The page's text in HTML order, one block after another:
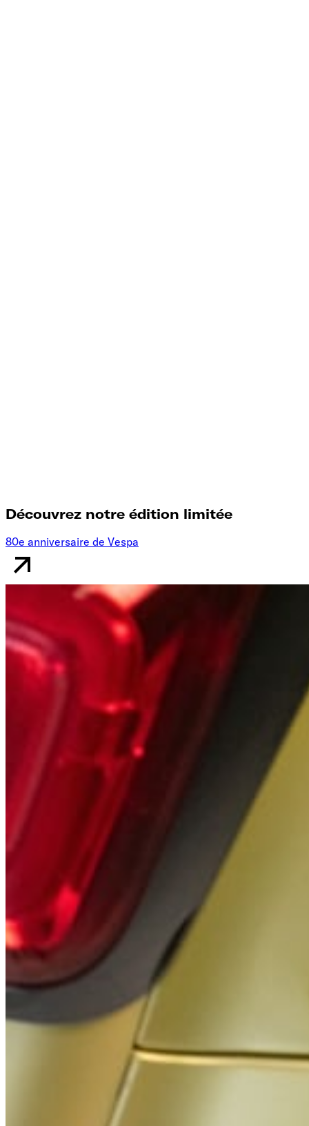
Découvrez notre édition limitée
80e anniversaire de Vespa